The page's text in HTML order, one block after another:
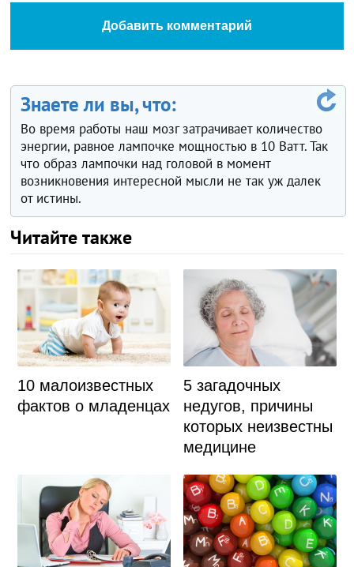
Добавить комментарий
Знаете ли вы, что:
Во время работы наш мозг затрачивает количество
энергии, равное лампочке мощностью в 10 Ватт. Так
что образ лампочки над головой в момент
возникновения интересной мысли не так уж далек
от истины.
Читайте также
10 малоизвестных
фактов о младенцах
5 загадочных
недугов, причины
которых неизвестны
медицине